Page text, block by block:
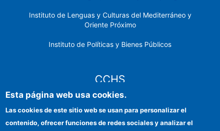
Instituto de Lenguas y Culturas del Mediterráneo y
Oriente Próximo
Instituto de Políticas y Bienes Públicos
CCHS
Identidad institucional
Esta página web usa cookies.
Las cookies de este sitio web se usan para personalizar el
contenido, ofrecer funciones de redes sociales y analizar el